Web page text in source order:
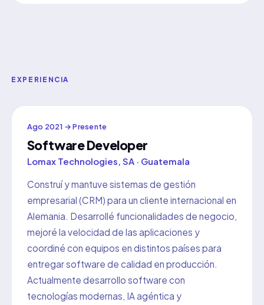
EXPERIENCIA
Ago 2021 → Presente
Software Developer
Lomax Technologies, SA · Guatemala
Construí y mantuve sistemas de gestión
empresarial (CRM) para un cliente internacional en
Alemania. Desarrollé funcionalidades de negocio,
mejoré la velocidad de las aplicaciones y
coordiné con equipos en distintos países para
entregar software de calidad en producción.
Actualmente desarrollo software con
tecnologías modernas, IA agéntica y